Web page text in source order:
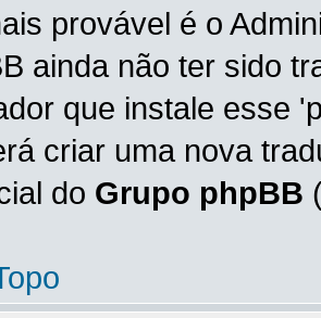
provável é o
ainda não ter sido
que instale esse
criar uma nova
do Grupo phpBB